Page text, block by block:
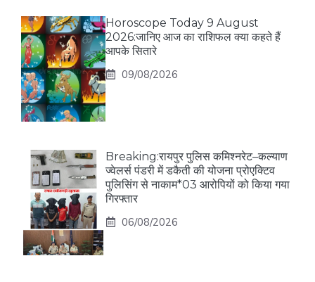
Horoscope Today 9 August
2026:जानिए आज का राशिफल क्या कहते हैं
आपके सितारे
09/08/2026
Breaking:रायपुर पुलिस कमिश्नरेट–कल्याण
ज्वेलर्स पंडरी में डकैती की योजना प्रोएक्टिव
पुलिसिंग से नाकाम*03 आरोपियों को किया गया
गिरफ्तार
06/08/2026